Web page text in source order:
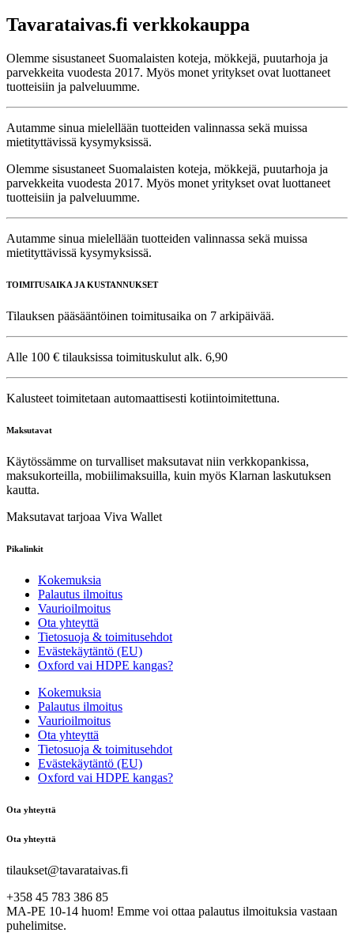
Tavarataivas.fi verkkokauppa
Olemme sisustaneet Suomalaisten koteja, mökkejä, puutarhoja ja
parvekkeita vuodesta 2017. Myös monet yritykset ovat luottaneet
tuotteisiin ja palveluumme.
Autamme sinua mielellään tuotteiden valinnassa sekä muissa
mietityttävissä kysymyksissä.
Olemme sisustaneet Suomalaisten koteja, mökkejä, puutarhoja ja
parvekkeita vuodesta 2017. Myös monet yritykset ovat luottaneet
tuotteisiin ja palveluumme.
Autamme sinua mielellään tuotteiden valinnassa sekä muissa
mietityttävissä kysymyksissä.
TOIMITUSAIKA JA KUSTANNUKSET
Tilauksen pääsääntöinen toimitusaika on 7 arkipäivää.
Alle 100 € tilauksissa toimituskulut alk. 6,90
Kalusteet toimitetaan automaattisesti kotiintoimitettuna.
Maksutavat
Käytössämme on turvalliset maksutavat niin verkkopankissa,
maksukorteilla, mobiilimaksuilla, kuin myös Klarnan laskutuksen
kautta.
Maksutavat tarjoaa Viva Wallet
Pikalinkit
Kokemuksia
Palautus ilmoitus
Vaurioilmoitus
Ota yhteyttä
Tietosuoja & toimitusehdot
Evästekäytäntö (EU)
Oxford vai HDPE kangas?
Kokemuksia
Palautus ilmoitus
Vaurioilmoitus
Ota yhteyttä
Tietosuoja & toimitusehdot
Evästekäytäntö (EU)
Oxford vai HDPE kangas?
Ota yhteyttä
Ota yhteyttä
tilaukset@tavarataivas.fi
+358 45 783 386 85
MA-PE 10-14 huom! Emme voi ottaa palautus ilmoituksia vastaan
puhelimitse.